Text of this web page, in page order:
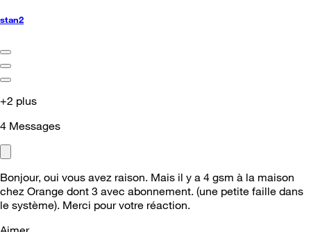
stan2
+2 plus
4 Messages
Bonjour, oui vous avez raison. Mais il y a 4 gsm à la maison
chez Orange dont 3 avec abonnement. (une petite faille dans
le système). Merci pour votre réaction.